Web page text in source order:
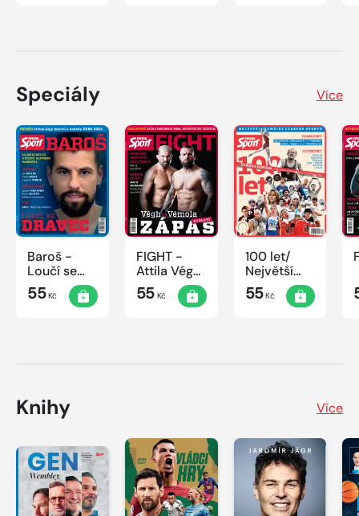
Speciály Více
Baroš -
Loučí se
dravec
55Kč
FIGHT -
Attila Végh
vs. Karlos
Vémola
55Kč
100 let/
Největší
okamžiky
českého
55Kč
Knihy Více